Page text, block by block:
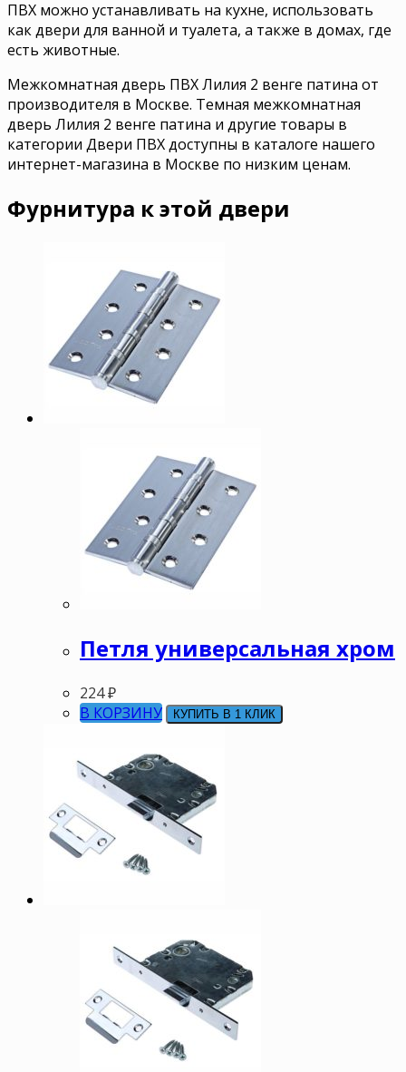
ПВХ можно устанавливать на кухне, использовать
как двери для ванной и туалета, а также в домах, где
есть животные.
Межкомнатная дверь ПВХ Лилия 2 венге патина от
производителя в Москве. Темная межкомнатная
дверь Лилия 2 венге патина и другие товары в
категории Двери ПВХ доступны в каталоге нашего
интернет-магазина в Москве по низким ценам.
Фурнитура к этой двери
Петля универсальная хром
224₽
В КОРЗИНУ
КУПИТЬ В 1 КЛИК